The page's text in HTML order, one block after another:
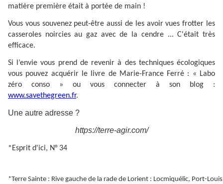
matière première était à portée de main !
Vous vous souvenez peut-être aussi de les avoir vues frotter les
casseroles noircies au gaz avec de la cendre ... C'était très
efficace.
Si l’envie vous prend de revenir à des techniques écologiques
vous pouvez acquérir le livre de Marie-France Ferré : « Labo
zéro conso » ou vous connecter à son blog :
www.savethegreen.fr.
Une autre adresse ?
https://terre-agir.com/
*Esprit d'ici, N° 34
*Terre Sainte : Rive gauche de la rade de Lorient : Locmiquélic, Port-